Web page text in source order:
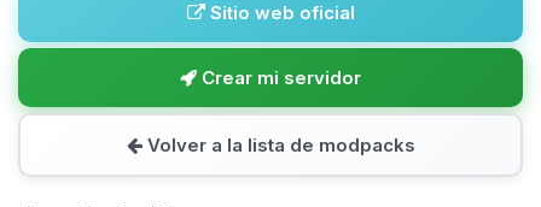
Sitio web oficial
Crear mi servidor
Volver a la lista de modpacks